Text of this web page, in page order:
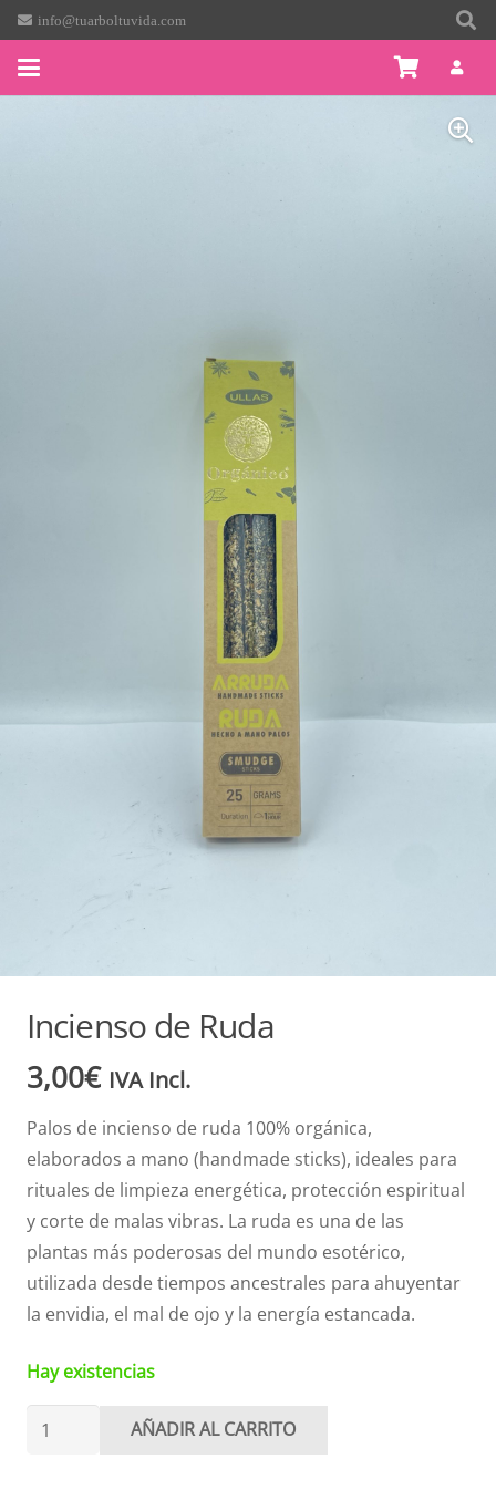
info@tuarboltuvida.com
Incienso de Ruda
3,00€ IVA Incl.
Palos de incienso de ruda 100% orgánica,
elaborados a mano (handmade sticks), ideales para
rituales de limpieza energética, protección espiritual
y corte de malas vibras. La ruda es una de las
plantas más poderosas del mundo esotérico,
utilizada desde tiempos ancestrales para ahuyentar
la envidia, el mal de ojo y la energía estancada.
Hay existencias
Incienso
AÑADIR AL CARRITO